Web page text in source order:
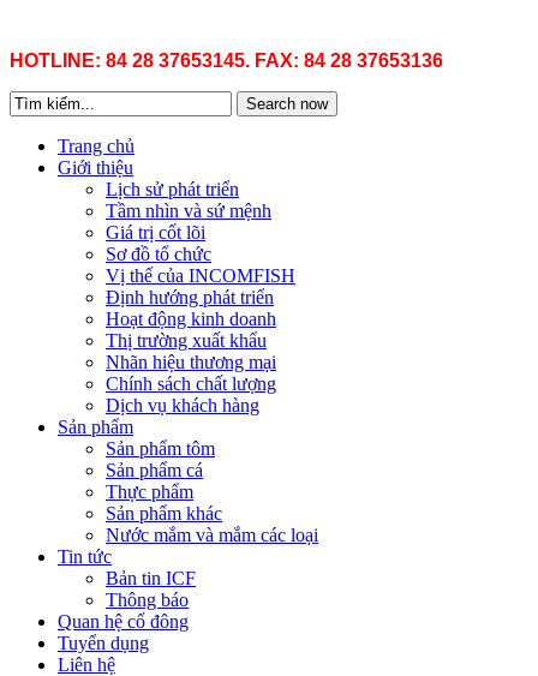
HOTLINE: 84 28 37653145. FAX: 84 28 37653136
Search now
Trang chủ
Giới thiệu
Lịch sử phát triển
Tầm nhìn và sứ mệnh
Giá trị cốt lõi
Sơ đồ tổ chức
Vị thế của INCOMFISH
Định hướng phát triển
Hoạt động kinh doanh
Thị trường xuất khẩu
Nhãn hiệu thương mại
Chính sách chất lượng
Dịch vụ khách hàng
Sản phẩm
Sản phẩm tôm
Sản phẩm cá
Thực phẩm
Sản phẩm khác
Nước mắm và mắm các loại
Tin tức
Bản tin ICF
Thông báo
Quan hệ cổ đông
Tuyển dụng
Liên hệ